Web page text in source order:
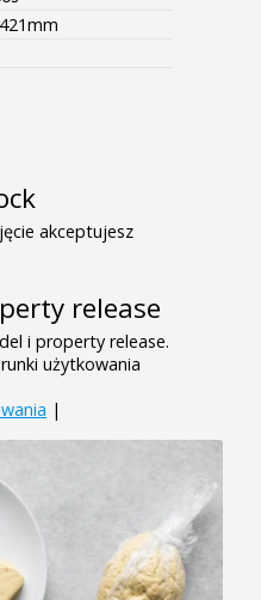
akceptujesz
release
i property release.
użytkowania
|